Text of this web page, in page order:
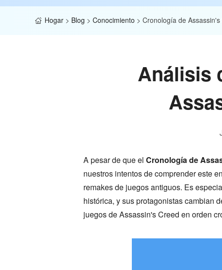
Hogar > Blog > Conocimiento > Cronología de Assassin's
Análisis
A pesar de que el Cronología de
nuestros intentos de comprender este
remakes de juegos antiguos. Es
histórica, y sus protagonistas cambian
juegos de Assassin's Creed en orden